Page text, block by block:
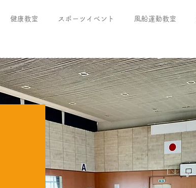
健康教室 スポーツイベント 風船運動教室